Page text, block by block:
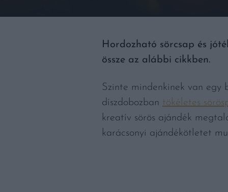
Hordozható sörcsap és
össze az alábbi cikkben.
Szinte mindenkinek van egy
díszdobozban tökéletes
kreatív sörös ajándék
karácsonyi ajándékötletet